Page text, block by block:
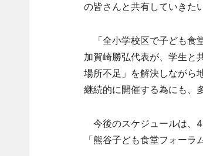
の皆さんと共有していきた
「全小学校区で子ども食
加賀崎勝弘代表が、学生と
場所不足」を解決しながら
継続的に開催する為にも、
今後のスケジュールは、
「熊谷子ども食堂フォーラ